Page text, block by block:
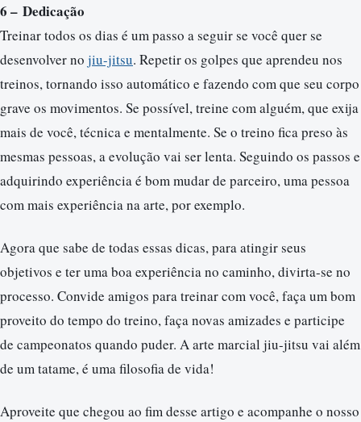
6 – Dedicação
Treinar todos os dias é um passo a seguir se você quer se
desenvolver no jiu-jitsu. Repetir os golpes que aprendeu nos
treinos, tornando isso automático e fazendo com que seu corpo
grave os movimentos. Se possível, treine com alguém, que exija
mais de você, técnica e mentalmente. Se o treino fica preso às
mesmas pessoas, a evolução vai ser lenta. Seguindo os passos e
adquirindo experiência é bom mudar de parceiro, uma pessoa
com mais experiência na arte, por exemplo.
Agora que sabe de todas essas dicas, para atingir seus
objetivos e ter uma boa experiência no caminho, divirta-se no
processo. Convide amigos para treinar com você, faça um bom
proveito do tempo do treino, faça novas amizades e participe
de campeonatos quando puder. A arte marcial jiu-jitsu vai além
de um tatame, é uma filosofia de vida!
Aproveite que chegou ao fim desse artigo e acompanhe o nosso